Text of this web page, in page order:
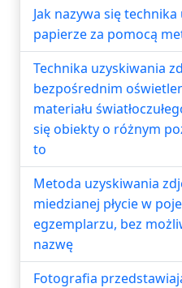
Jak nazywa się
papierze za pomocą
Technika uzyskiwania
bezpośrednim
materiału
się obiekty o różnym
to
Metoda uzyskiwania
miedzianej płycie w
egzemplarzu, bez
nazwę
Fotografia